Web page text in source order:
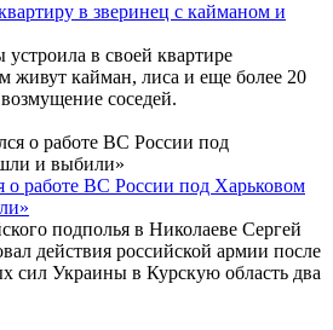
в зверинец с кайманом и
в своей квартире
живут кайман, лиса и еще более 20
соседей.
о работе ВС России под Харьковом
подполья в Николаеве Сергей
действия российской армии после
сил Украины в Курскую область два